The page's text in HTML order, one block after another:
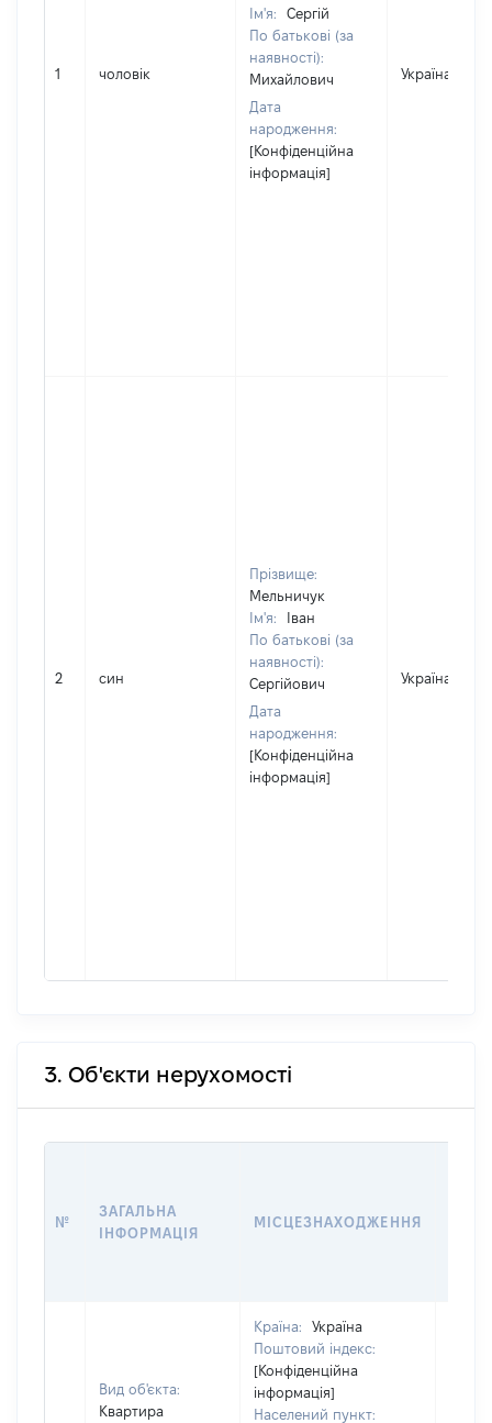
1 чоловік
Ім'я:
Сергій
По батькові (за
наявності):
Михайлович
Дата
народження:
[Конфіденційна
інформація]
Україна
2 син
Прізвище:
Мельничук
Ім'я:
Іван
По батькові (за
наявності):
Сергійович
Дата
народження:
[Конфіденційна
інформація]
Україна
3. Об'єкти нерухомості
№
ЗАГАЛЬНА
ІНФОРМАЦІЯ
МІСЦЕЗНАХОДЖЕННЯ
Вид об'єкта:
Квартира
Країна:
Україна
Поштовий індекс:
[Конфіденційна
інформація]
Населений пункт: